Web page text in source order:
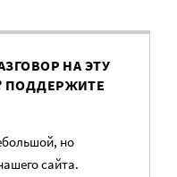
НА ЭТУ
ПОДДЕРЖИТЕ
но
сайта.